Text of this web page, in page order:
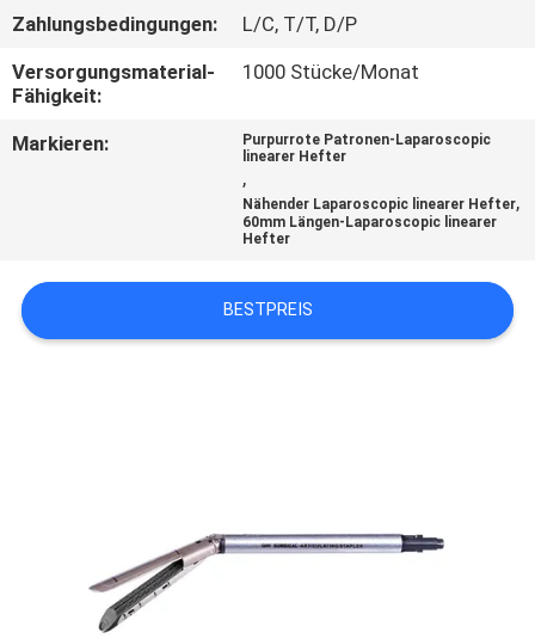
TRETEN
SIE
MIT
UNS
FORDERN
SIE
PRIVACY
POLICY
Zahlungsbedingungen:
L/C, T/T, D/P
Versorgungsmaterial-
Fähigkeit:
1000 Stücke/Monat
Markieren:
Purpurrote Patronen-Laparoscopic
linearer Hefter
,
Nähender Laparoscopic linearer Hefter,
60mm Längen-Laparoscopic linearer
Hefter
BESTPREIS